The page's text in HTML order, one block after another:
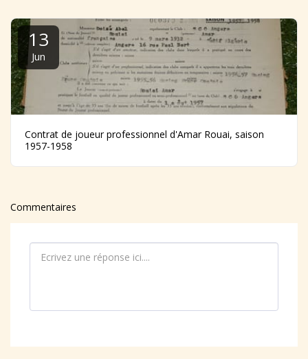
13
Jun
Contrat de joueur professionnel d'Amar Rouai, saison
1957-1958
Commentaires